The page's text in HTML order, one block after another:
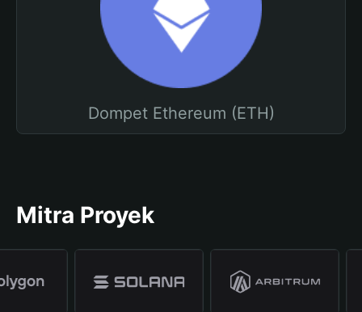
Dompet Ethereum (ETH)
Mitra Proyek